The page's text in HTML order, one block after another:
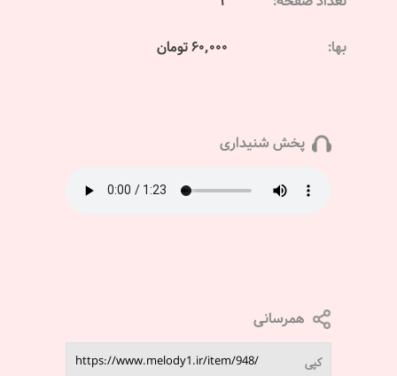
بها: 60,000 تومان
پخش شنیداری
همرسانی
کپی